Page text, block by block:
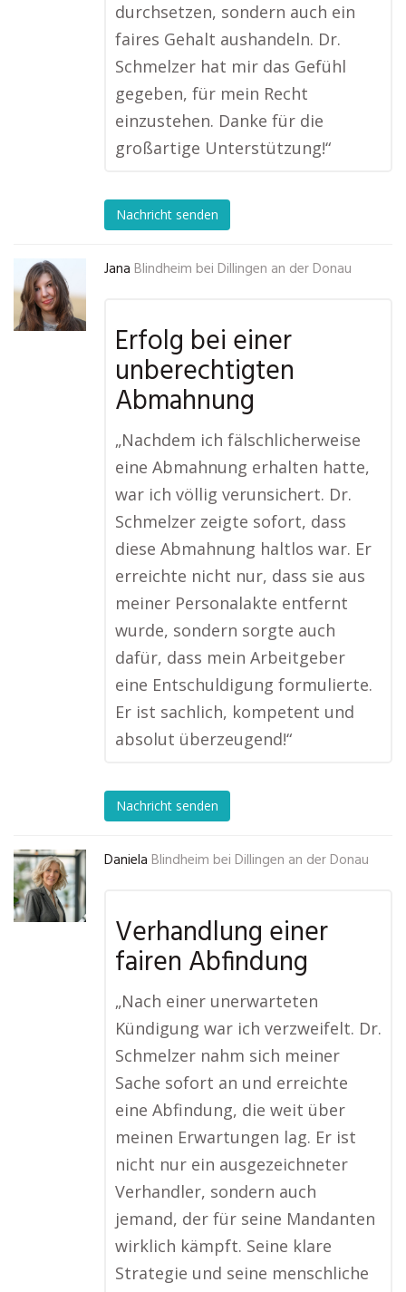
durchsetzen, sondern auch ein
faires Gehalt aushandeln. Dr.
Schmelzer hat mir das Gefühl
gegeben, für mein Recht
einzustehen. Danke für die
großartige Unterstützung!“
Nachricht senden
Jana Blindheim bei Dillingen an der Donau
Erfolg bei einer
unberechtigten
Abmahnung
„Nachdem ich fälschlicherweise
eine Abmahnung erhalten hatte,
war ich völlig verunsichert. Dr.
Schmelzer zeigte sofort, dass
diese Abmahnung haltlos war. Er
erreichte nicht nur, dass sie aus
meiner Personalakte entfernt
wurde, sondern sorgte auch
dafür, dass mein Arbeitgeber
eine Entschuldigung formulierte.
Er ist sachlich, kompetent und
absolut überzeugend!“
Nachricht senden
Daniela Blindheim bei Dillingen an der Donau
Verhandlung einer
fairen Abfindung
„Nach einer unerwarteten
Kündigung war ich verzweifelt. Dr.
Schmelzer nahm sich meiner
Sache sofort an und erreichte
eine Abfindung, die weit über
meinen Erwartungen lag. Er ist
nicht nur ein ausgezeichneter
Verhandler, sondern auch
jemand, der für seine Mandanten
wirklich kämpft. Seine klare
Strategie und seine menschliche